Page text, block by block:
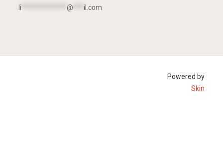
li *************@ ***il.com
Powered by
Skin